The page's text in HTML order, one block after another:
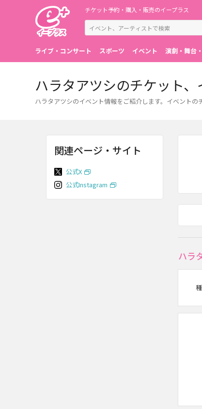
チケット予約・購入・販売のイープラス
ライブ・コンサート スポーツ イベント 演劇・舞台
ハラタアツシのチケット
ハラタアツシのイベント情報をご紹介します。イベントの
ハラ
関連ページ・サイト
公式X
公式Instagram